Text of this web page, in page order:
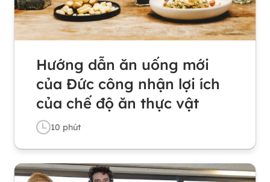
Hướng dẫn ăn uống mới
của Đức công nhận lợi ích
của chế độ ăn thực vật
10 phút